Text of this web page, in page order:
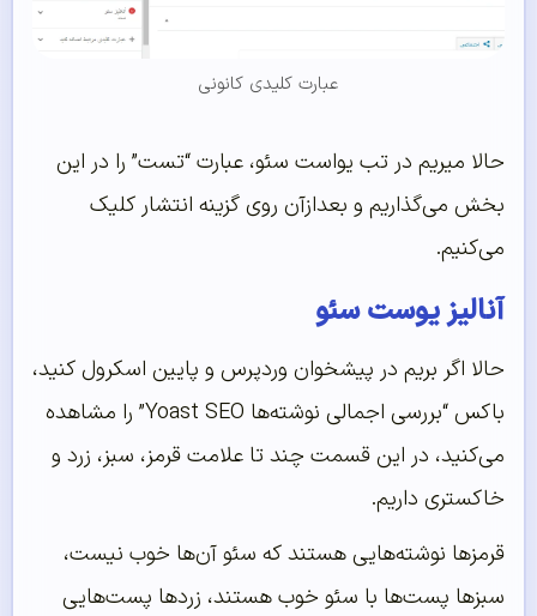
عبارت کلیدی کانونی
حالا میریم در تب یواست سئو، عبارت “تست” را در این
بخش می‌گذاریم و بعدازآن روی گزینه انتشار کلیک
می‌کنیم.
آنالیز یوست سئو
حالا اگر بریم در پیشخوان وردپرس و پایین اسکرول کنید،
باکس “بررسی اجمالی نوشته‌ها Yoast SEO” را مشاهده
می‌کنید، در این قسمت چند تا علامت قرمز، سبز، زرد و
خاکستری داریم.
قرمزها نوشته‌هایی هستند که سئو آن‌ها خوب نیست،
سبزها پست‌ها با سئو خوب هستند، زردها پست‌هایی